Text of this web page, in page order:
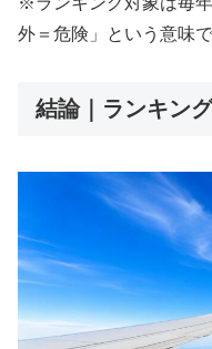
外＝危険」という意味
結論｜ランキン